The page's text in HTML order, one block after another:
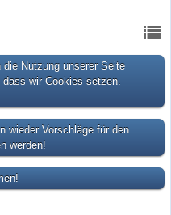
Nutzung unserer Seite
wir Cookies setzen.
wieder Vorschläge für den
werden!